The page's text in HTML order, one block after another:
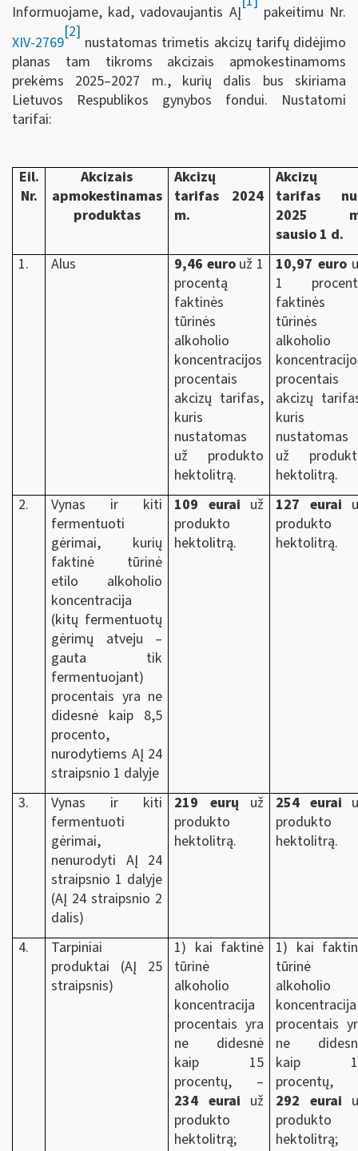
Informuojame, kad, vadovaujantis AĮ
pakeitimu Nr.
XIV-2769
[2]
nustatomas trimetis akcizų tarifų didėjimo
planas tam tikroms akcizais apmokestinamoms
prekėms 2025–2027 m., kurių dalis bus skiriama
Lietuvos Respublikos gynybos fondui. Nustatomi
tarifai:
Eil.
Nr.
Akcizais
apmokestinamas
produktas
Akcizų
tarifas 2024
m.
Akcizų
tarifas
2025
sausio 1 d.
1.
Alus 9,46 eurouž 1
procentą
faktinės
tūrinės
alkoholio
koncentracijos
procentais
akcizų tarifas,
kuris
nustatomas
už produkto
hektolitrą.
10,97 euro
1
faktinės
tūrinės
alkoholio
procentais
akcizų
kuris
nustatomas
už
hektolitrą.
2.
Vynas ir kiti
fermentuoti
gėrimai, kurių
faktinė tūrinė
etilo alkoholio
koncentracija
(kitų fermentuotų
gėrimų atveju –
gauta tik
fermentuojant)
procentais yra ne
didesnė kaip 8,5
procento,
nurodytiems AĮ 24
straipsnio 1 dalyje
109 eurai už
produkto
hektolitrą.
127 eurai
produkto
hektolitrą.
3.
Vynas ir kiti
fermentuoti
gėrimai,
nenurodyti AĮ 24
straipsnio 1 dalyje
(AĮ 24 straipsnio 2
dalis)
219 eurų už
produkto
hektolitrą.
254 eurai
produkto
hektolitrą.
4.
Tarpiniai
produktai (AĮ 25
straipsnis)
1) kai faktinė
tūrinė
alkoholio
koncentracija
procentais yra
ne didesnė
kaip 15
procentų, –
234 eurai už
produkto
hektolitrą;
1) kai
tūrinė
alkoholio
koncentracija
procentais
ne
kaip
procentų,
292 eurai
produkto
hektolitrą;